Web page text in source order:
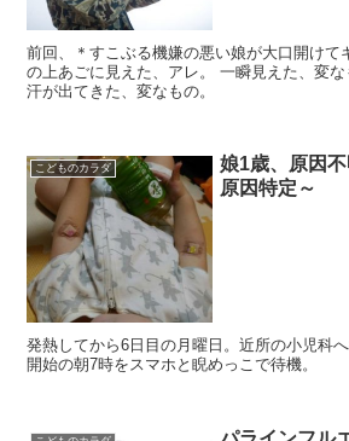
前回、＊すこぶる機嫌の悪い娘が大口開けて
の上あごに見えた、アレ。 一瞬見えた、変
汗が出てきた、変なもの。
こどものカラダ
娘1歳、原因
原因特定～
発熱してから6日目の月曜日。近所の小児科
開始の朝7時をスマホと睨めっこで待機。